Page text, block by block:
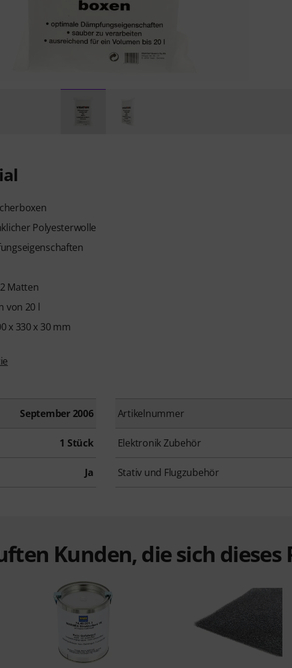
Polyesterwolle
Matten
von 20 l
x 330 x 30 mm
September 2006 Artikelnummer
1 Stück Elektronik Zubehör
Ja Stativ und Flugzubehör
Kunden, die sich